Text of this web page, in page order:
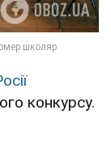
конкурсу.